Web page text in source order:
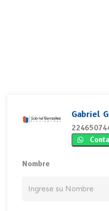
Gabriel
Nombre